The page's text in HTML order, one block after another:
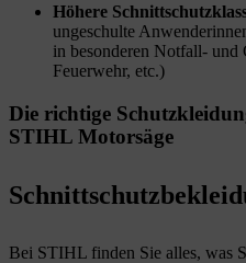
Höhere
ungeschulte
in besonderen Notfall-
Feuerwehr, etc.)
Die richtige
STIHL Motorsäge
Bei STIHL finden Sie alles, was